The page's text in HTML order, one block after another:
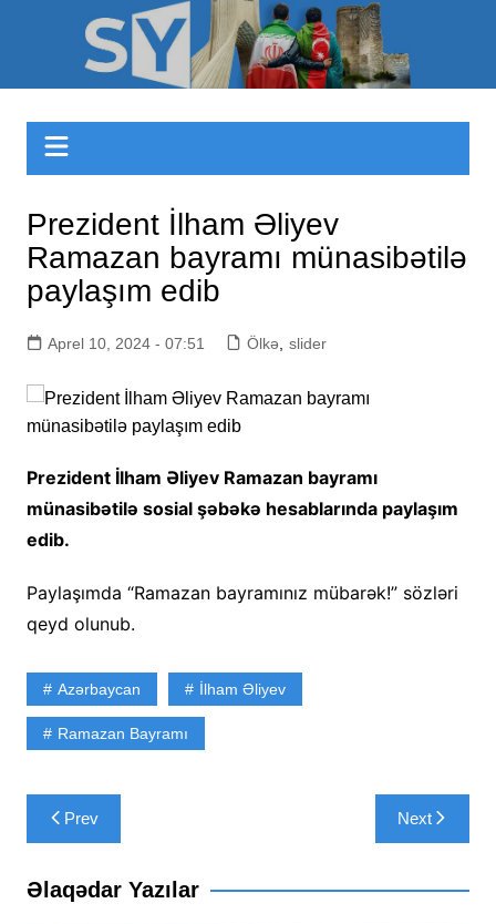
Sizinyol.org
Prezident İlham Əliyev
Ramazan bayramı münasibətilə
paylaşım edib
Aprel 10, 2024 - 07:51 Ölkə slider
Prezident İlham Əliyev Ramazan bayramı
münasibətilə sosial şəbəkə hesablarında paylaşım
edib.
Paylaşımda “Ramazan bayramınız mübarək!” sözləri
qeyd olunub.
Azərbaycan İlham Əliyev
Ramazan Bayramı
Yazı
naviqasiyası
Prev Next
Əlaqədar Yazılar